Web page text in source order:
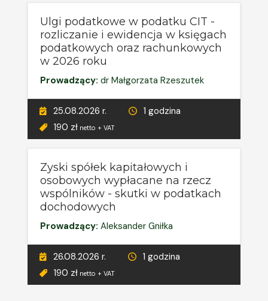
Ulgi podatkowe w podatku CIT -
rozliczanie i ewidencja w księgach
podatkowych oraz rachunkowych
w 2026 roku
Prowadzący: dr Małgorzata Rzeszutek
25.08.2026 r.
1 godzina
190 zł netto + VAT
Zyski spółek kapitałowych i
osobowych wypłacane na rzecz
wspólników - skutki w podatkach
dochodowych
Prowadzący: Aleksander Gniłka
26.08.2026 r.
1 godzina
190 zł netto + VAT